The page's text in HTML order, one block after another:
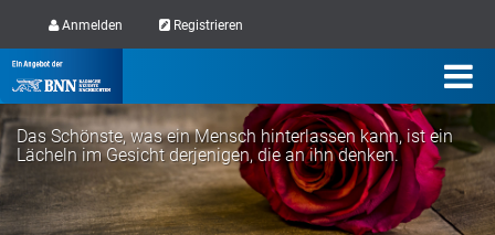
Anmelden Registrieren
Das Schönste, was ein Mensch hinterlassen kann, ist ein
Lächeln im Gesicht derjenigen, die an ihn denken.